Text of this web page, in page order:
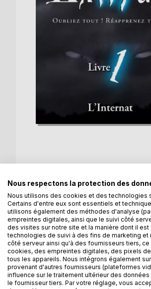
DESCRIPTION
« Cette semaine-là, une
maintien de l'internat permit
fus le seul disponible pour
sept adolescents occupés
Sauf que nous n'étions pas
Au début, j'expliquais aux
Nous respectons la protection des
Nous utilisons des cookies et des technologies
Certains d'entre eux sont essentiels et
utilisons également des méthodes d'analyse
empreintes digitales, ainsi que le suivi côté
des visites sur notre site et la manière dont il
technologies de suivi à des fins de marketing et
côté serveur ainsi qu'à des fournisseurs tiers,
cookies, des empreintes digitales, des pixels
tous les appareils. Nous intégrons également
provenant d'autres fournisseurs (plateformes
influence sur le traitement ultérieur des
le fournisseur tiers. Par votre réglage, vous